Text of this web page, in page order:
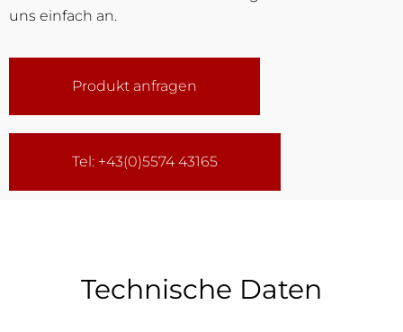
uns einfach an.
Produkt anfragen
Tel: +43(0)5574 43165
Technische Daten